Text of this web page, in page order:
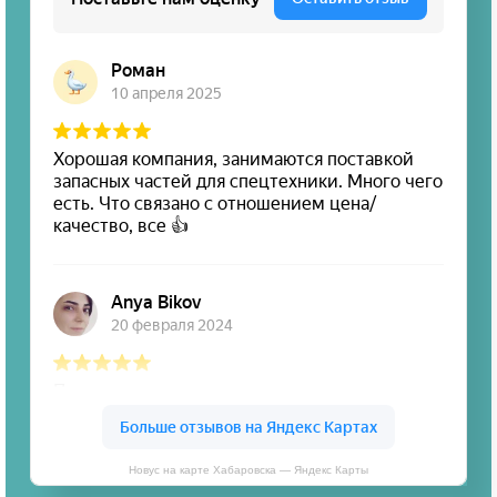
Новус на карте Хабаровска — Яндекс Карты